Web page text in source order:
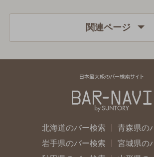
関連ページ
北海道のバー検索
青森県の
岩手県のバー検索
宮城県の